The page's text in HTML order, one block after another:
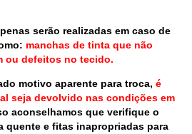
serão realizadas em caso de
manchas de tinta que não
ou defeitos no tecido.
motivo aparente para troca, é
seja devolvido nas condições em
aconselhamos que verifique o
quente e fitas inapropriadas para